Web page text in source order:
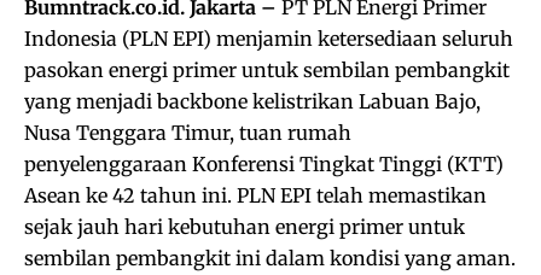
Bumntrack.co.id. Jakarta – PT PLN Energi Primer
Indonesia (PLN EPI) menjamin ketersediaan seluruh
pasokan energi primer untuk sembilan pembangkit
yang menjadi backbone kelistrikan Labuan Bajo,
Nusa Tenggara Timur, tuan rumah
penyelenggaraan Konferensi Tingkat Tinggi (KTT)
Asean ke 42 tahun ini. PLN EPI telah memastikan
sejak jauh hari kebutuhan energi primer untuk
sembilan pembangkit ini dalam kondisi yang aman.